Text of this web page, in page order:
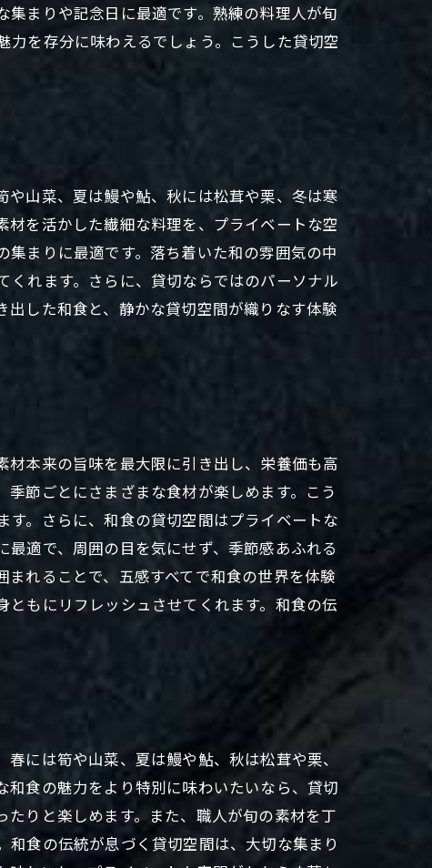
まりや記念日に最適です。熟練の料理人が旬
を存分に味わえるでしょう。こうした貸切空
山菜、夏は鰻や鮎、秋には松茸や栗、冬は寒
を活かした繊細な料理を、プライベートな空
まりに最適です。落ち着いた和の雰囲気の中
れます。さらに、貸切ならではのパーソナル
した和食と、静かな貸切空間が織りなす体験
本来の旨味を最大限に引き出し、栄養価も高
節ごとにさまざまな食材が楽しめます。こう
。さらに、和食の貸切空間はプライベートな
適で、周囲の目を気にせず、季節感あふれる
れることで、五感すべてで和食の世界を体験
もにリフレッシュさせてくれます。和食の伝
には筍や山菜、夏は鰻や鮎、秋は松茸や栗、
食の魅力をより特別に味わいたいなら、貸切
りと楽しめます。また、職人が旬の素材を丁
食の伝統が息づく貸切空間は、大切な集まり